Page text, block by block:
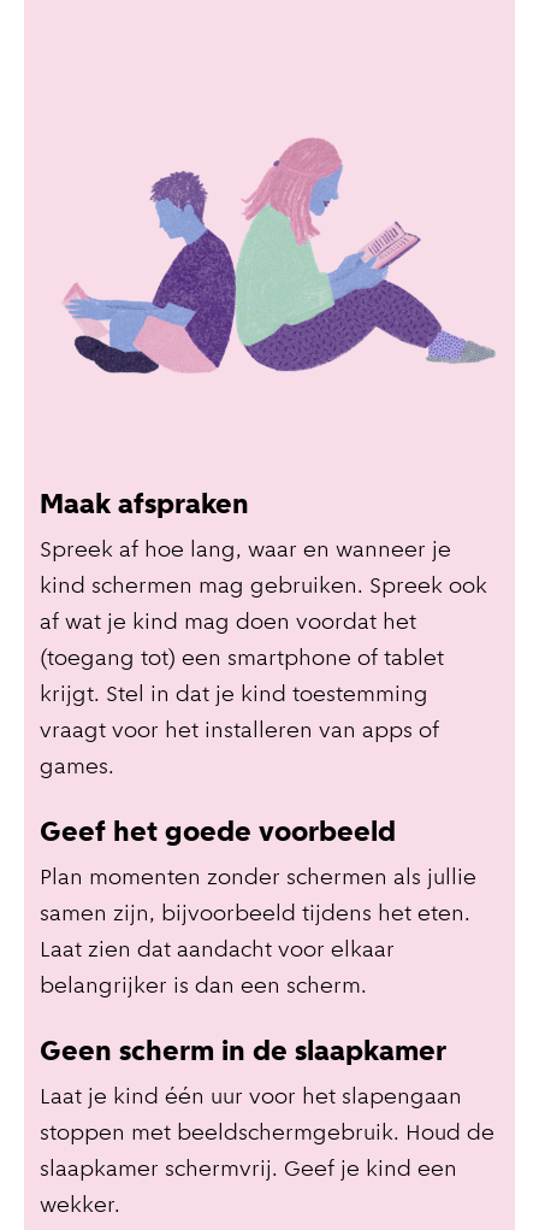
Maak afspraken
Spreek af hoe lang, waar en wanneer je
kind schermen mag gebruiken. Spreek ook
af wat je kind mag doen voordat het
(toegang tot) een smartphone of tablet
krijgt. Stel in dat je kind toestemming
vraagt voor het installeren van apps of
games.
Geef het goede voorbeeld
Plan momenten zonder schermen als jullie
samen zijn, bijvoorbeeld tijdens het eten.
Laat zien dat aandacht voor elkaar
belangrijker is dan een scherm.
Geen scherm in de slaapkamer
Laat je kind één uur voor het slapengaan
stoppen met beeldschermgebruik. Houd de
slaapkamer schermvrij. Geef je kind een
wekker.